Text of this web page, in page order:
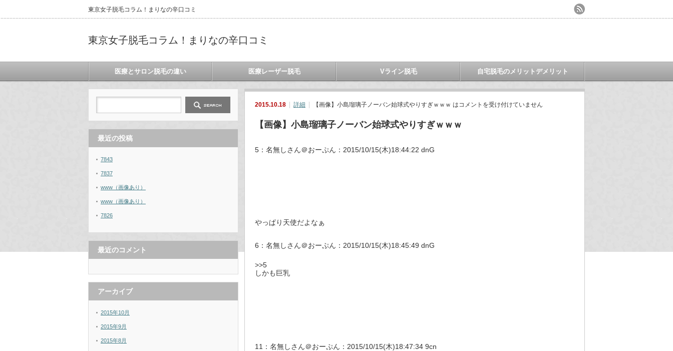
東京女子脱毛コラム！まりなの辛口コミ
東京女子脱毛コラム！まりなの辛口コミ
医療とサロン脱毛の違い 医療レーザー脱毛 Vライン脱毛 自宅脱毛のメリットデメリット
2015.10.18 詳細 【画像】小島瑠璃子ノーバン始球式やりすぎｗｗｗ はコメントを受け付けていません
【画像】小島瑠璃子ノーバン始球式やりすぎｗｗｗ
5：名無しさん＠おーぷん：2015/10/15(木)18:44:22 dnG
やっぱり天使だよなぁ
6：名無しさん＠おーぷん：2015/10/15(木)18:45:49 dnG
>>5
しかも巨乳
11：名無しさん＠おーぷん：2015/10/15(木)18:47:34 9cn
最近の投稿
7843
7837
www（画像あり）
www（画像あり）
7826
最近のコメント
アーカイブ
2015年10月
2015年9月
2015年8月